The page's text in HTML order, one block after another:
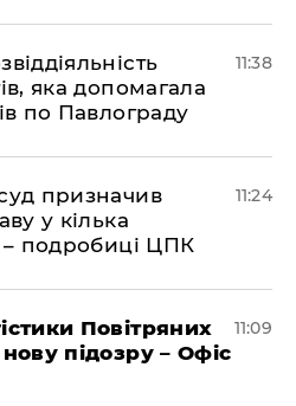
яка допомагала
по Павлограду
11:38
призначив
у кілька
– подробиці ЦПК
11:24
Повітряних
підозру – Офіс
11:09